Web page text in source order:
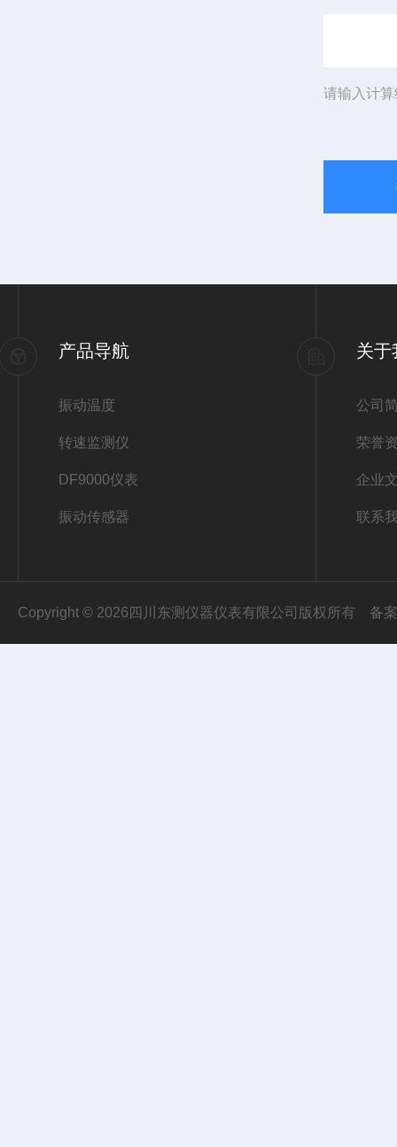
请输入计
产品导航
振动温度
转速监测仪
DF9000仪表
振动传感器
关于
公司
荣誉
企业
联系
Copyright © 2026四川东测仪器仪表有限公司版权所有 备